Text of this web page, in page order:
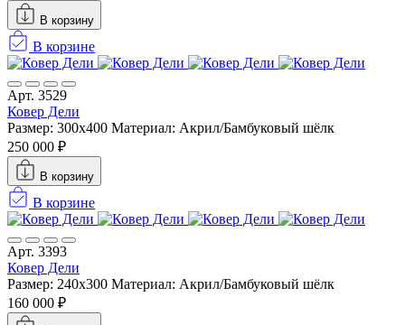
В корзину
В корзине
Арт. 3529
Ковер Дели
Размер: 300х400 Материал: Акрил/Бамбуковый шёлк
250 000 ₽
В корзину
В корзине
Арт. 3393
Ковер Дели
Размер: 240х300 Материал: Акрил/Бамбуковый шёлк
160 000 ₽